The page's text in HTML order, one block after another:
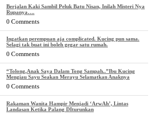
Berjalan Kaki Sambil Peluk Batu Nisan, Inilah Misteri Nya
Rupanya….
0 Comments
Ingatkan perempuan aja complicated. Kucing pun sama.
Selagi tak buat ini boleh gegar satu rumah.
0 Comments
“Tolong,Anak Saya Dalam Tong Sampah..”Ibu Kucing
Mengiau Sayu Seakan Merayu Selamatkan Anaknya
0 Comments
Rakaman Wanita Hampir Menjadi ‘ArwAh’, Lintas
Landasan Ketika Palang DIturunkan